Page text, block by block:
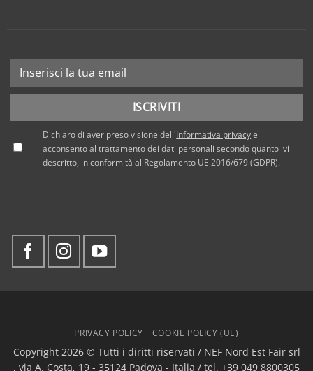
Dichiaro di aver preso visione dell'Informativa privacye
acconsento al trattamento dei dati personali secondo quanto ivi
descritto, in conformità al Regolamento UE 2016/679 (GDPR).
PRIVACY POLICY COOKIE POLICY (UE)
Copyright 2026 © Tutti i diritti riservati / NEF Nord Est Fair srl
, via A. Costa, 19 - 35124 Padova - Italia / tel. +39 049 8800305